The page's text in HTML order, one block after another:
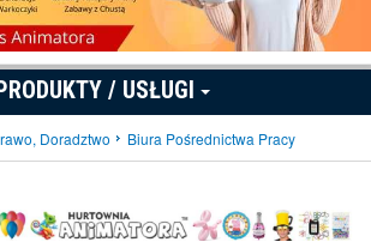
/ USŁUGI
Doradztwo Biura Pośrednictwa Pracy